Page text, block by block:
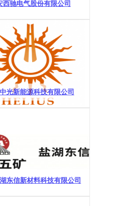
西驰电气股份有限公司
光新能源科技有限公司
湖东信新材料科技有限公司